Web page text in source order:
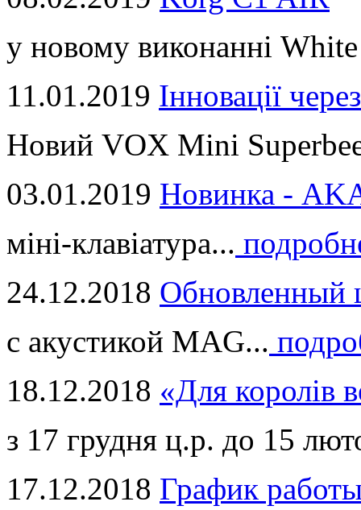
у новому виконанні
11.01.2019 Інновації
Новий VOX Mini
03.01.2019 Новинка -
міні-клавіатура...
24.12.2018 Обновленный
с акустикой MAG...
18.12.2018 «Для королів
з 17 грудня ц.р. до 15
17.12.2018 График